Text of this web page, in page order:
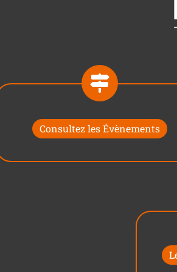
Consultez les Évènements